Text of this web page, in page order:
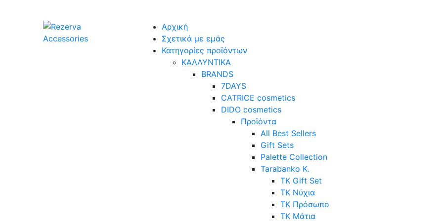
Αρχική
Σχετικά με εμάς
Κατηγορίες προϊόντων
ΚΑΛΛΥΝΤΙΚΑ
BRANDS
7DAYS
CATRICE cosmetics
DIDO cosmetics
Προϊόντα
All Best Sellers
Gift Sets
Palette Collection
Tarabanko K.
TK Gift Set
TK Νύχια
TK Πρόσωπο
ΤΚ Μάτια